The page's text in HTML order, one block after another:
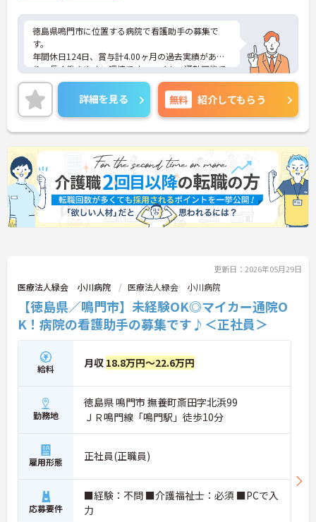
徳島県鳴門市に位置する病院で看護助手の募集で
す。
年間休日124日、賞与計4.00ヶ月の過去実績があ
り、長く働きやすい環境です。マイカー通勤可能で
駐車場も完備されています。退職金制度もあり、安
定した就業を目指せます。
ご興味のある方には、面接対策ポイントなどさらに
詳細をお話いたしますので、お気軽にご相談くださ
い。
■ 働きやすい休日数が魅力
年間休日が充実している職場です
・年間休日124日
・夏期休暇2日
■ 安定収入を目指せる待遇
各種手当や賞与実績があります
・賞与計4.00ヶ月の過去実績
→ 安定した収入形成を目指せる環境です♪
■ 通勤しやすい勤務環境
通勤面にも配慮された職場です
・マイカー通勤可
・駐車場あり
・鳴門駅から車10分
詳細を見る 無料 紹介してもらう
更新日：2026年05月29日
医療法人緑会 小川病院 医療法人緑会 小川病院
【徳島県／鳴門市】未経験OK◎マイカー通院O
K！病院の看護助手の募集です♪＜正社員＞
給料 月収 18.8万円～22.6万円
勤務地
徳島県 鳴門市 撫養町斎田字北浜99
ＪＲ鳴門線「鳴門駅」徒歩10分
雇用形態 正社員(正職員)
応募要件
■経験：不問 ■介護福祉士：必須 ■PCで入
力